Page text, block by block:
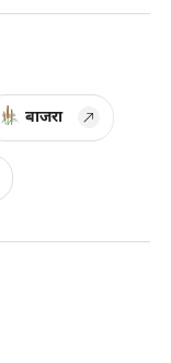
बाजरा